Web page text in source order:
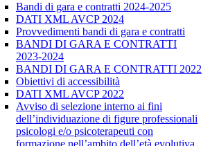
Bandi di gara e contratti 2024-2025
DATI XML AVCP 2024
Provvedimenti bandi di gara e contratti
BANDI DI GARA E CONTRATTI
2023-2024
BANDI DI GARA E CONTRATTI 2022
Obiettivi di accessibilità
DATI XML AVCP 2022
Avviso di selezione interno ai fini
dell’individuazione di figure professionali
psicologi e/o psicoterapeuti con